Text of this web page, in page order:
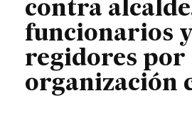
contra
funcionarios y
regidores por
organización